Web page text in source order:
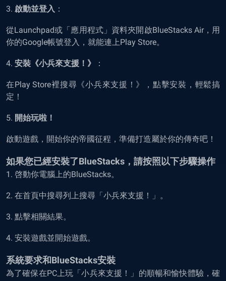
3. 啟動並登入 ：
從Launchpad或「應用程式」資料夾開啟BlueStacks Air，用
你的Google帳號登入，就能連上Play Store。
4. 安裝《小兵來支援！》 ：
在Play Store裡搜尋《小兵來支援！》，點擊安裝，輕鬆搞
定！
5. 開始玩啦！
啟動遊戲，開始你的帝國征程，準備打造屬於你的傳奇吧！
如果您已經安裝了BlueStacks ，請按照以下步驟操作
1. 啓動你電腦上的BlueStacks。
2. 在首頁中搜尋列上搜尋「小兵來支援！」。
3. 點擊相關結果。
4. 安裝遊戲並開始遊戲。
系統要求和BlueStacks安裝
為了確保在PC上玩「小兵來支援！」的順暢和愉快體驗，確